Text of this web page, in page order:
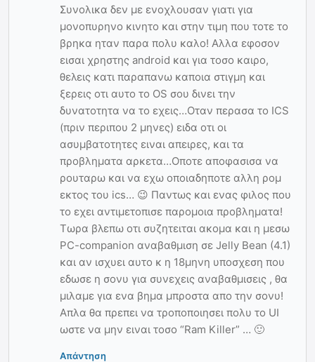
Συνολικα δεν με ενοχλουσαν γιατι για
μονοπυρηνο κινητο και στην τιμη που τοτε το
βρηκα ηταν παρα πολυ καλο! Αλλα εφοσον
εισαι χρηστης android και για τοσο καιρο,
θελεις κατι παραπανω καποια στιγμη και
ξερεις οτι αυτο το OS σου δινει την
δυνατοτητα να το εχεις…Οταν περασα το ICS
(πριν περιπου 2 μηνες) ειδα οτι οι
ασυμβατοτητες ειναι απειρες, και τα
προβληματα αρκετα…Οποτε αποφασισα να
ρουταρω και να εχω οποιαδηποτε αλλη ρομ
εκτος του ics… 😉 Παντως και ενας φιλος που
το εχει αντιμετοπισε παρομοια προβληματα!
Τωρα βλεπω οτι συζητειται ακομα και η μεσω
PC-companion αναβαθμιση σε Jelly Bean (4.1)
και αν ισχυει αυτο κ η 18μηνη υποσχεση που
εδωσε η σονυ για συνεχεις αναβαθμισεις , θα
μιλαμε για ενα βημα μπροστα απο την σονυ!
Απλα θα πρεπει να τροποποιησει πολυ το UI
ωστε να μην ειναι τοσο “Ram Killer” … 🙂
Απάντηση